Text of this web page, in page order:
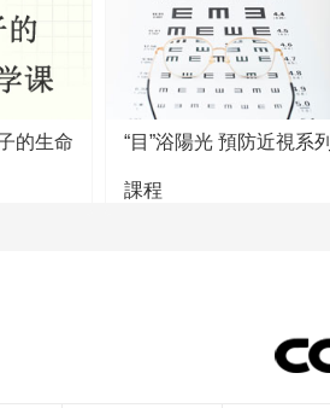
的生命 “目”浴陽光 預防近視系列
課程